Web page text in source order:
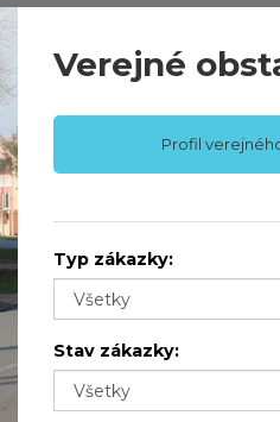
Verejné
Profil
Typ zákazky:
Stav zákazky: